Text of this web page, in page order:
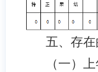
五、存
（一）